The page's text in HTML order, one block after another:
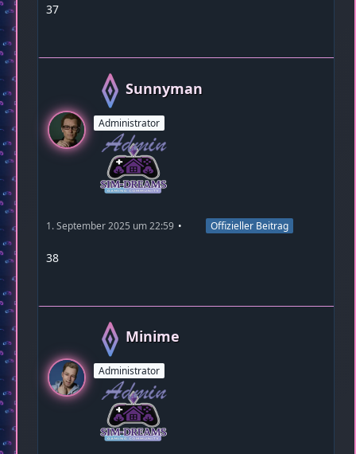
37
Sunnyman
Administrator
1. September 2025 um 22:59 Offizieller Beitrag
38
Minime
Administrator